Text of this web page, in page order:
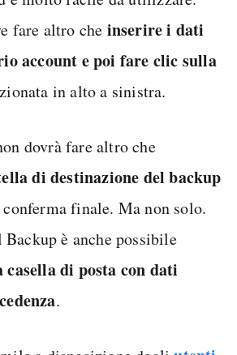
fare altro che inserire i dati
account e poi fare clic sulla
in alto a sinistra.
dovrà fare altro che
di destinazione del backup
finale. Ma non solo.
è anche possibile
di posta con dati
.